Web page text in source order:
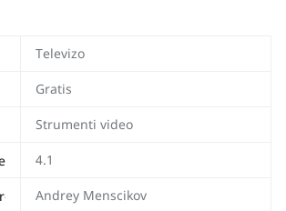
Televizo
Gratis
Strumenti video
4.1
Andrey Menscikov